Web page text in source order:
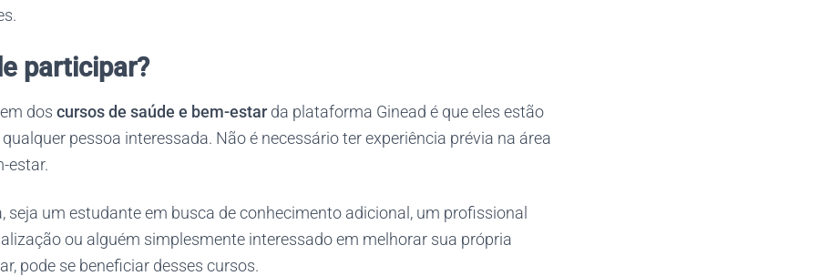
participar?
dos cursos de saúde e bem-estarda plataforma Ginead é que eles estão
pessoa interessada. Não é necessário ter experiência prévia na área
estar.
seja um estudante em busca de conhecimento adicional, um profissional
ou alguém simplesmente interessado em melhorar sua própria
pode se beneficiar desses cursos.